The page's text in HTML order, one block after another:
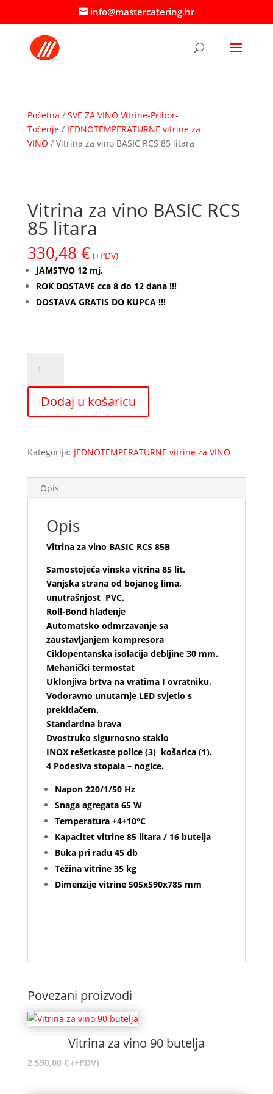
info@mastercatering.hr
Početna / SVE ZA VINO Vitrine-Pribor-
Točenje/ JEDNOTEMPERATURNE vitrine za
VINO / Vitrina za vino BASIC RCS 85 litara
Vitrina za vino BASIC RCS
85 litara
330,48 € (+PDV)
JAMSTVO 12 mj.
ROK DOSTAVE cca 8 do 12 dana !!!
DOSTAVA GRATIS DO KUPCA !!!
vino
BASIC
RCS
litara
količina
Dodaj u košaricu
Kategorija: JEDNOTEMPERATURNE vitrine za VINO
Opis
Opis
Vitrina za vino BASIC RCS 85B
Samostojeća vinska vitrina 85 lit.
Vanjska strana od bojanog lima,
unutrašnjost PVC.
Roll-Bond hlađenje
Automatsko odmrzavanje sa
zaustavljanjem kompresora
Ciklopentanska isolacija debljine 30 mm.
Mehanički termostat
Uklonjiva brtva na vratima I ovratniku.
Vodoravno unutarnje LED svjetlo s
prekidačem.
Standardna brava
Dvostruko sigurnosno staklo
INOX rešetkaste police (3) košarica (1).
4 Podesiva stopala – nogice.
Napon 220/1/50 Hz
Snaga agregata 65 W
Temperatura +4+10°C
Kapacitet vitrine 85 litara / 16 butelja
Buka pri radu 45 db
Težina vitrine 35 kg
Dimenzije vitrine 505x590x785 mm
Povezani proizvodi
Vitrina za vino 90 butelja
2.590,00 € (+PDV)